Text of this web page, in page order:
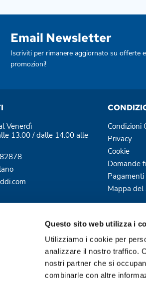
Questo sito web utilizza i
Utilizziamo i cookie per
analizzare il nostro traffico.
nostri partner che si
combinarle con altre
Email Newsletter
Iscriviti per rimanere aggiornato su offerte e
promozioni!
Venerdì
13.00 / dalle 14.00 alle
Condizioni
Privacy
Cookie
Domande
Pagamenti
Mappa del
sicuri e protetti